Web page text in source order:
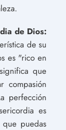
de Dios:
de su
es "rico en
que
compasión
perfección
es
puedas